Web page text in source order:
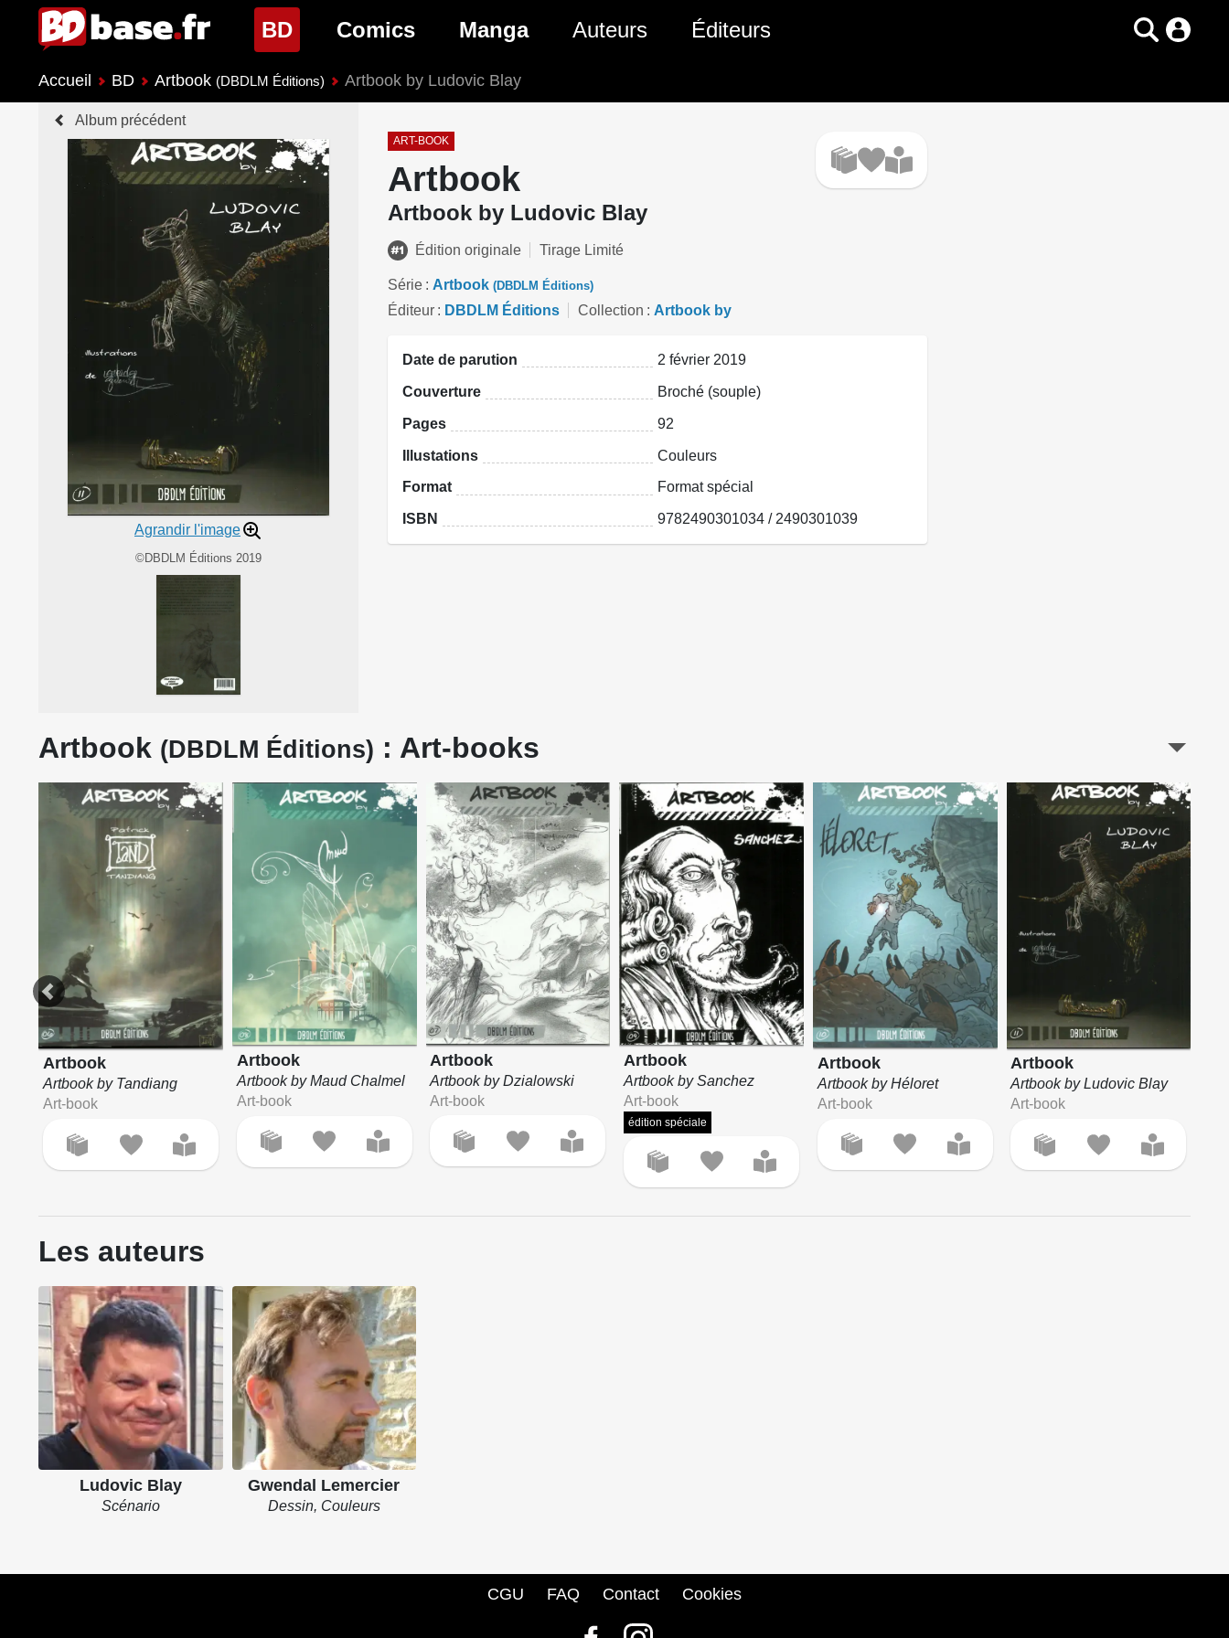
BD(page courante)
Nouveautés BD
Prochaines sorties BD
Genres BD
Comics
Nouveautés Comics
Prochaines sorties Comics
Genres Comics
Manga
Nouveautés Manga
Genres Manga
Auteurs Éditeurs
Accueil BD Artbook (DBDLM Éditions) Artbook by Ludovic Blay
Album précédent
Agrandir l'image
©DBDLM Éditions 2019
ART-BOOK
Artbook
Artbook by Ludovic Blay
Édition originale Tirage Limité
Série Artbook (DBDLM Éditions)
Éditeur DBDLM Éditions Collection Artbook by
Date de parution 2 février 2019
Couverture Broché (souple)
Pages 92
Illustations Couleurs
Format Format spécial
ISBN 9782490301034 / 2490301039
Artbook (DBDLM Éditions) : Art-books
Artbook
Artbook by Tandiang
Art-book
Artbook
Artbook by Maud Chalmel
Art-book
Artbook
Artbook by Dzialowski
Art-book
Artbook
Artbook by Sanchez
Art-book
édition spéciale
Artbook
Artbook by Héloret
Art-book
Artbook
Artbook by Ludovic Blay
Art-book
Les auteurs
Ludovic Blay
Scénario
Gwendal Lemercier
Dessin, Couleurs
CGU FAQ Contact Cookies